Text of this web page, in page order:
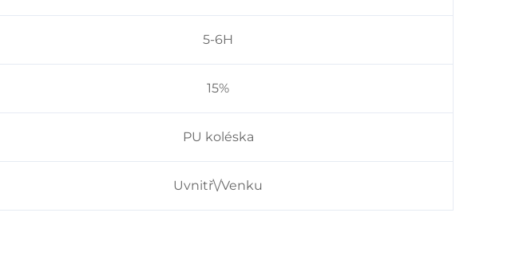
5-6H
15%
PU koléska
Uvnitř\/Venku